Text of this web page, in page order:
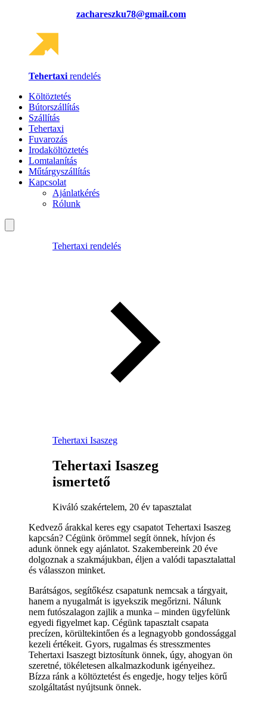
zachareszku78@gmail.com
Tehertaxi rendelés
Költöztetés
Bútorszállítás
Szállítás
Tehertaxi
Fuvarozás
Irodaköltöztetés
Lomtalanítás
Műtárgyszállítás
Kapcsolat
Ajánlatkérés
Rólunk
Tehertaxi rendelés
Tehertaxi Isaszeg
Tehertaxi Isaszeg
ismertető
Kiváló szakértelem, 20 év tapasztalat
Kedvező árakkal keres egy csapatot Tehertaxi Isaszeg
kapcsán? Cégünk örömmel segít önnek, hívjon és
adunk önnek egy ajánlatot. Szakembereink 20 éve
dolgoznak a szakmájukban, éljen a valódi tapasztalattal
és válasszon minket.
Barátságos, segítőkész csapatunk nemcsak a tárgyait,
hanem a nyugalmát is igyekszik megőrizni. Nálunk
nem futószalagon zajlik a munka – minden ügyfelünk
egyedi figyelmet kap. Cégünk tapasztalt csapata
precízen, körültekintően és a legnagyobb gondossággal
kezeli értékeit. Gyors, rugalmas és stresszmentes
Tehertaxi Isaszegt biztosítunk önnek, úgy, ahogyan ön
szeretné, tökéletesen alkalmazkodunk igényeihez.
Bízza ránk a költöztetést és engedje, hogy teljes körű
szolgáltatást nyújtsunk önnek.